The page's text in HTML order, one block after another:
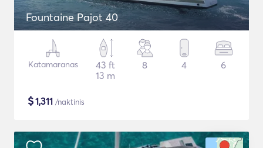
Fountaine Pajot 40
Katamaranas
43 ft
13 m
8 4 6
$1,311 /naktinis